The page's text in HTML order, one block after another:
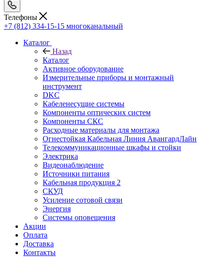
Телефоны
+7 (812) 334-15-15 многоканальный
Каталог
Назад
Каталог
Активное оборудование
Измерительные приборы и монтажный
инструмент
DKC
Кабеленесущие системы
Компоненты оптических систем
Компоненты СКС
Расходные материалы для монтажа
Огнестойкая Кабельная Линия АвангардЛайн
Телекоммуникационные шкафы и стойки
Электрика
Видеонаблюдение
Источники питания
Кабельная продукция 2
СКУД
Усиление сотовой связи
Энергия
Системы оповещения
Акции
Оплата
Доставка
Контакты